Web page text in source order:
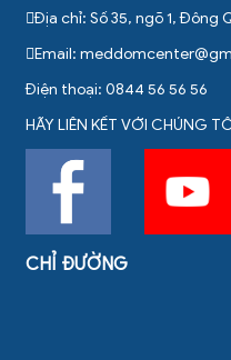
Địa chỉ: Số 35, ngõ 1, Đông
Email:
Điện thoại: 0844 56 56 56
HÃY LIÊN KẾT VỚI CHÚNG
CHỈ ĐƯỜNG